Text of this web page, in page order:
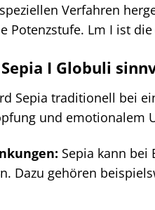
Verfahren
Potenzstufe. Lm I ist
I Globuli
Sepia traditionell bei
und emotionalem
Sepia kann
Dazu gehören